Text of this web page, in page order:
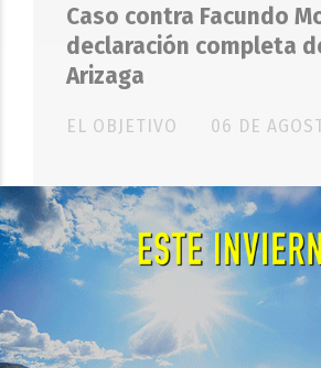
Caso contra Facundo
declaración completa
Arizaga
EL OBJETIVO 06 DE